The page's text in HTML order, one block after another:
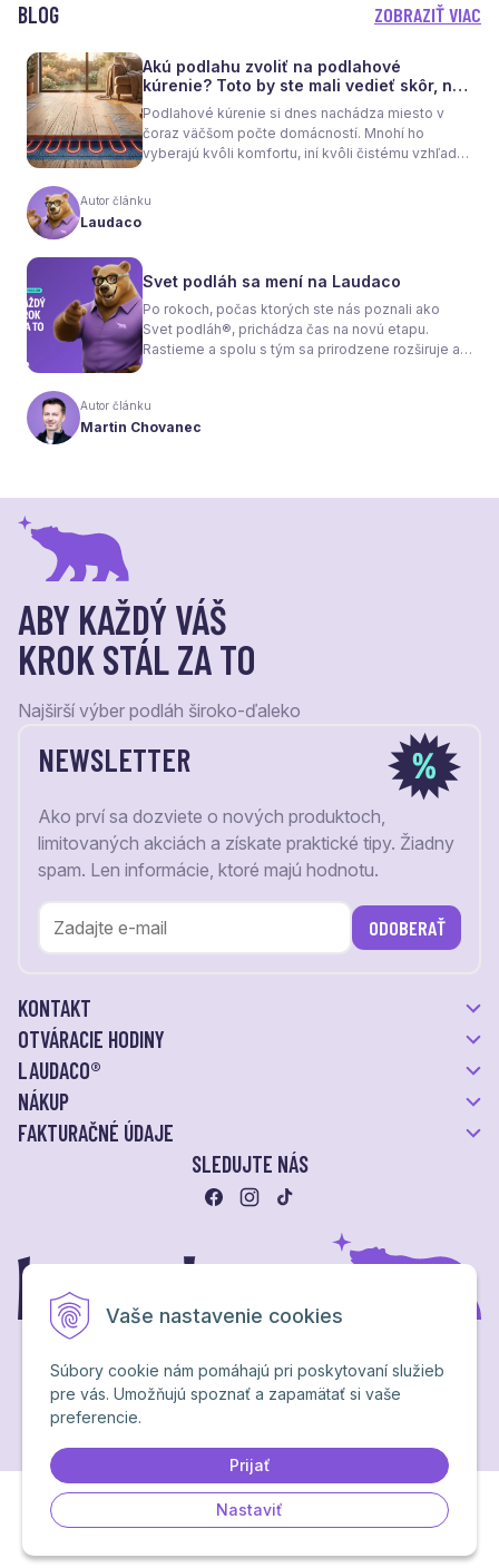
Vaše nastavenie cookies
Súbory cookie nám pomáhajú pri poskytovaní služieb
pre vás. Umožňujú spoznať a zapamätať si vaše
preferencie.
Prijať
Nastaviť
BLOG ZOBRAZIŤ VIAC
Akú podlahu zvoliť na podlahové
kúrenie? Toto by ste mali vedieť skôr, než
sa rozhodnete
Podlahové kúrenie si dnes nachádza miesto v
čoraz väčšom počte domácností. Mnohí ho
vyberajú kvôli komfortu, iní kvôli čistému vzhľadu
nielen na pocit tepla v miestnosti, ale aj na
spotrebu energie a celkové fungovanie kúrenia.
Autor článku
Laudaco
Svet podláh sa mení na Laudaco
Po rokoch, počas ktorých ste nás poznali ako
Svet podláh®, prichádza čas na novú etapu.
Rastieme a spolu s tým sa prirodzene rozširuje aj
vizuálnou identitou. Naším cieľom je, aby každý
váš krok stál za to.
Autor článku
Martin Chovanec
ABY KAŽDÝ VÁŠ
KROK STÁL ZA TO
Najširší výber podláh široko-ďaleko
NEWSLETTER
Ako prví sa dozviete o nových produktoch,
limitovaných akciách a získate praktické tipy. Žiadny
spam. Len informácie, ktoré majú hodnotu.
ODOBERAŤ
KONTAKT
OTVÁRACIE HODINY
LAUDACO®
NÁKUP
FAKTURAČNÉ ÚDAJE
SLEDUJTE NÁS
Ochrana osobných údajov
NextShop&